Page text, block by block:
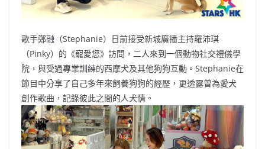
歌手鄭融（Stephanie）日前接受新城廣播主持羅沛琪
（Pinky）的《寵愛您》訪問，二人來到一個動物社交禮儀學
院，與受過專業訓練的西摩犬及其他狗狗互動。Stephanie在
節目中分享了自己多年來飼養狗狗的經歷，更透露曾為愛犬
創作歌曲，記錄彼此之間的人犬情。